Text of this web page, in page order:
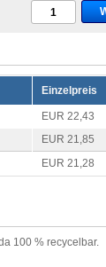
Einzelpreis
EUR 22,43
EUR 21,85
EUR 21,28
100 % recycelbar.